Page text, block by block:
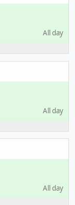
All day
All day
All day